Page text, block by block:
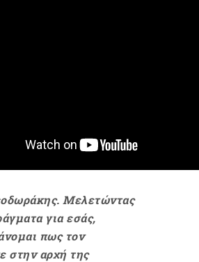
Μελετώντας
για εσάς,
πως τον
στην αρχή της